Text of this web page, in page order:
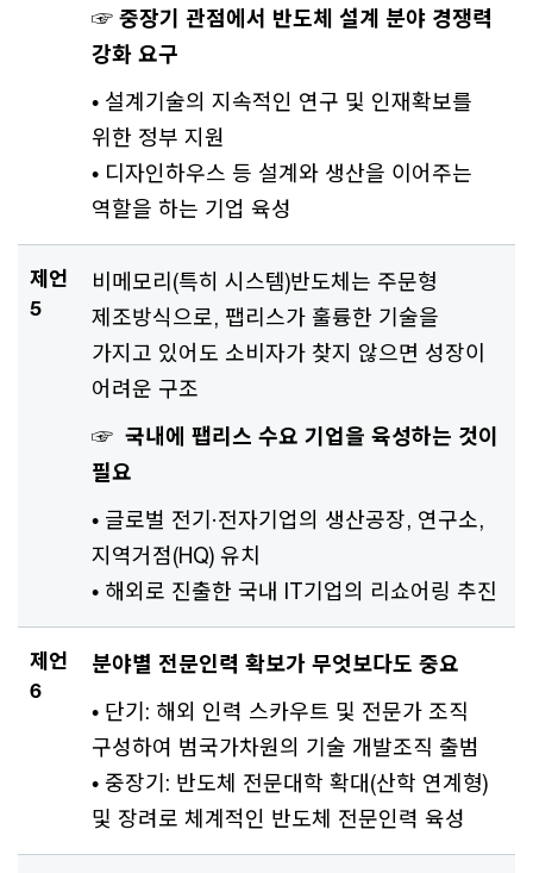
☞ 중장기 관점에서 반도체 설계 분야 경쟁력
강화 요구
• 설계기술의 지속적인 연구 및 인재확보를
위한 정부 지원
• 디자인하우스 등 설계와 생산을 이어주는
역할을 하는 기업 육성
제언
5
비메모리(특히 시스템)반도체는 주문형
제조방식으로, 팹리스가 훌륭한 기술을
가지고 있어도 소비자가 찾지 않으면 성장이
어려운 구조
☞ 국내에 팹리스 수요 기업을 육성하는 것이
필요
• 글로벌 전기·전자기업의 생산공장, 연구소,
지역거점(HQ) 유치
• 해외로 진출한 국내 IT기업의 리쇼어링 추진
제언
6
분야별 전문인력 확보가 무엇보다도 중요
• 단기: 해외 인력 스카우트 및 전문가 조직
구성하여 범국가차원의 기술 개발조직 출범
• 중장기: 반도체 전문대학 확대(산학 연계형)
및 장려로 체계적인 반도체 전문인력 육성